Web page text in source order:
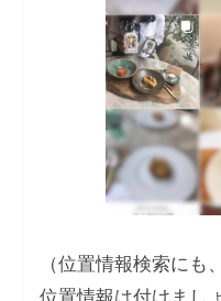
（位置情報検索にも
位置情報は付けましょ